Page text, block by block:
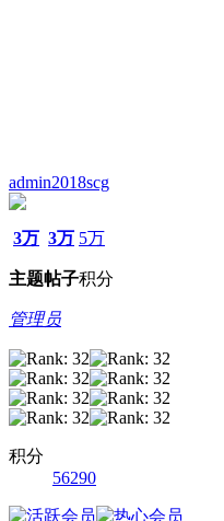
admin2018scg
3万
主题
3万
帖子
5万
积分
管理员
积分
56290